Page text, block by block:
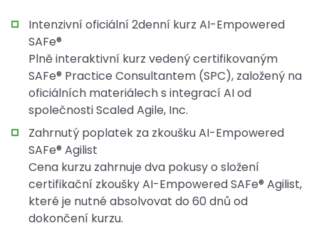
Intenzivní oficiální 2denní kurz AI-Empowered
SAFe®
Plně interaktivní kurz vedený certifikovaným
SAFe® Practice Consultantem (SPC), založený na
oficiálních materiálech s integrací AI od
společnosti Scaled Agile, Inc.
Zahrnutý poplatek za zkoušku AI-Empowered
SAFe® Agilist
Cena kurzu zahrnuje dva pokusy o složení
certifikační zkoušky AI-Empowered SAFe® Agilist,
které je nutné absolvovat do 60 dnů od
dokončení kurzu.